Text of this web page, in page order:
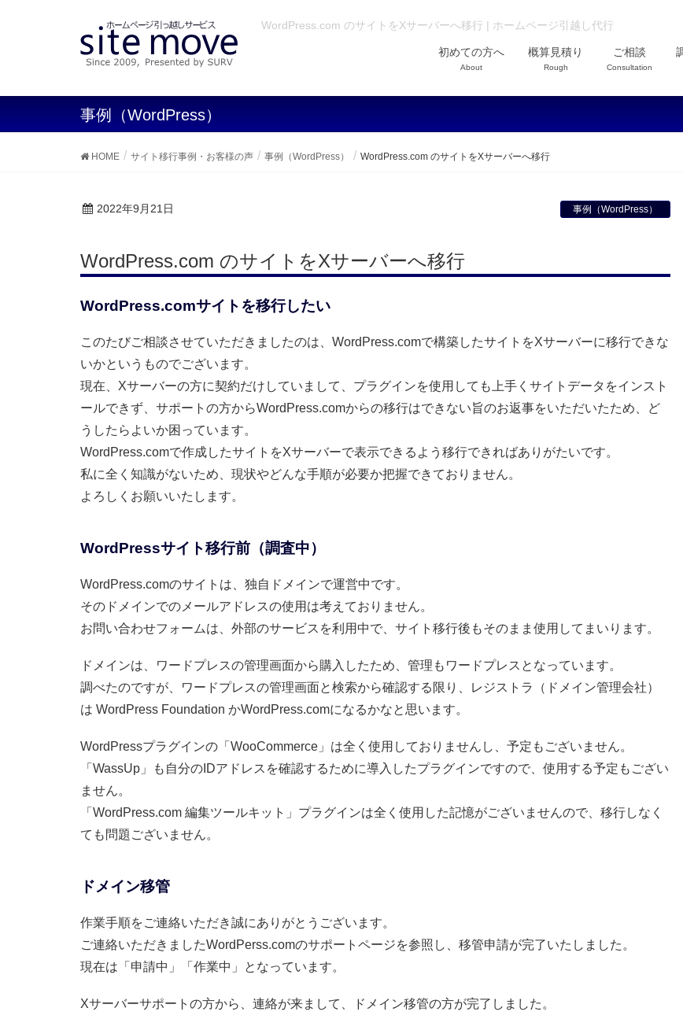
WordPress.com のサイトをXサーバーへ移行 | ホームページ引越し代行
初めての方へ
About
概算見積り
Rough
ご相談
Consultation
事例（WordPress）
HOME サイト移行事例・お客様の声 事例（WordPress） WordPress.com のサイトをXサーバーへ移行
2022年9月21日 事例（WordPress）
WordPress.com のサイトをXサーバーへ移行
WordPress.comサイトを移行したい
このたびご相談させていただきましたのは、WordPress.comで構築したサイトをXサーバーに移行できな
いかというものでございます。
現在、Xサーバーの方に契約だけしていまして、プラグインを使用しても上手くサイトデータをインスト
ールできず、サポートの方からWordPress.comからの移行はできない旨のお返事をいただいたため、ど
うしたらよいか困っています。
WordPress.comで作成したサイトをXサーバーで表示できるよう移行できればありがたいです。
私に全く知識がないため、現状やどんな手順が必要か把握できておりません。
よろしくお願いいたします。
WordPressサイト移行前（調査中）
WordPress.comのサイトは、独自ドメインで運営中です。
そのドメインでのメールアドレスの使用は考えておりません。
お問い合わせフォームは、外部のサービスを利用中で、サイト移行後もそのまま使用してまいります。
ドメインは、ワードプレスの管理画面から購入したため、管理もワードプレスとなっています。
調べたのですが、ワードプレスの管理画面と検索から確認する限り、レジストラ（ドメイン管理会社）
は WordPress Foundation かWordPress.comになるかなと思います。
WordPressプラグインの「WooCommerce」は全く使用しておりませんし、予定もございません。
「WassUp」も自分のIDアドレスを確認するために導入したプラグインですので、使用する予定もござい
ません。
「WordPress.com 編集ツールキット」プラグインは全く使用した記憶がございませんので、移行しなく
ても問題ございません。
ドメイン移管
作業手順をご連絡いただき誠にありがとうございます。
ご連絡いただきましたWordPerss.comのサポートページを参照し、移管申請が完了いたしました。
現在は「申請中」「作業中」となっています。
Xサーバーサポートの方から、連絡が来まして、ドメイン移管の方が完了しました。